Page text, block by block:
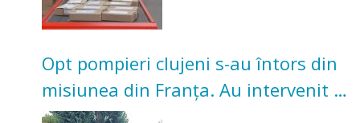
Opt pompieri clujeni s-au întors din
misiunea din Franța. Au intervenit la
incendii de vegetație și pădure